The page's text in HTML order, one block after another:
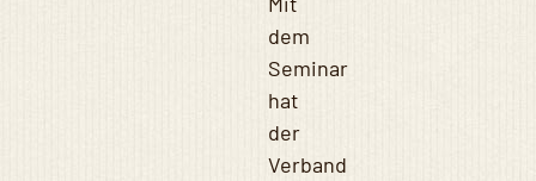
dem
Seminar
hat
der
Verband